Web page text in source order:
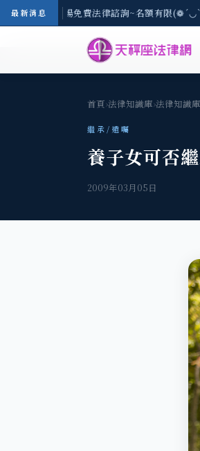
最新消息
-8/3(一) 現場免費法律諮詢~名額有限
首頁›法律知識庫›法律知識庫
繼承/遺囑
養子女可否
2009年03月05日